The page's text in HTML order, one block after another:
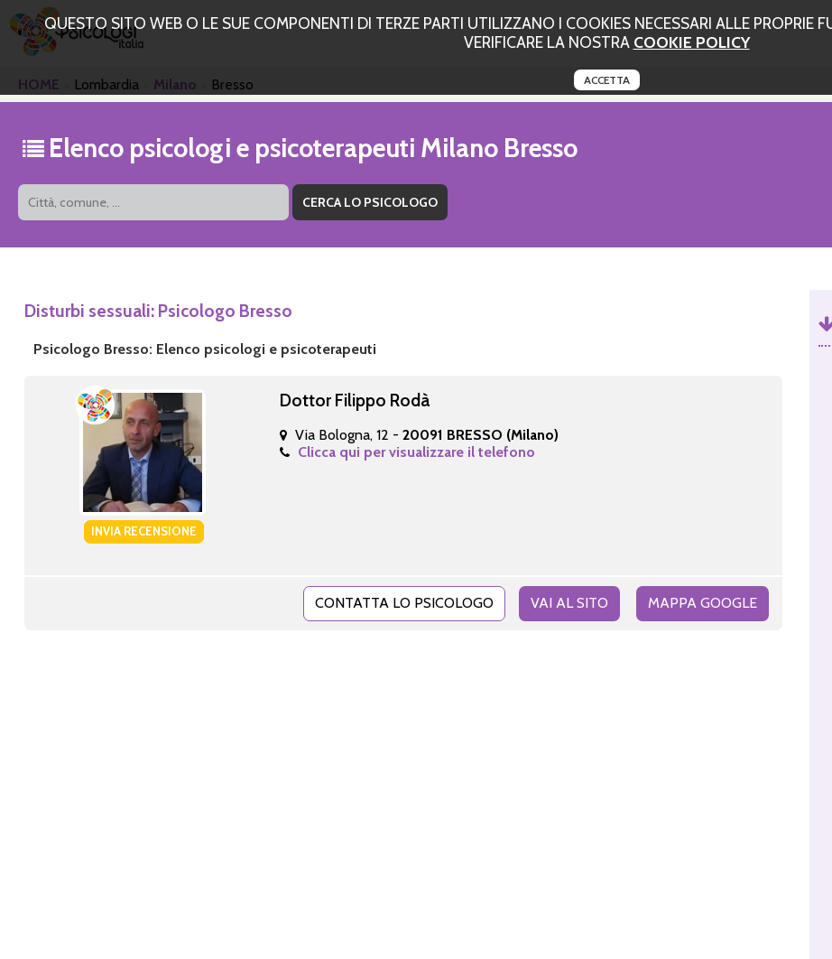
QUESTO SITO WEB O LE SUE COMPONENTI DI TERZE PARTI UTILIZZANO I COOKIES NECESSARI ALLE PROPRIE
VERIFICARE LA NOSTRA COOKIE POLICY
ACCETTA
HOME Lombardia Milano Bresso
Elenco psicologi e psicoterapeuti Milano Bresso
Disturbi sessuali: Psicologo Bresso
Psicologo Bresso: Elenco psicologi e psicoterapeuti
INVIA RECENSIONE
Dottor Filippo Rodà
Via Bologna, 12 -20091 BRESSO (Milano)
Clicca qui per visualizzare il telefono
MAPPA GOOGLE
CONTATTA LO PSICOLOGO VAI AL SITO